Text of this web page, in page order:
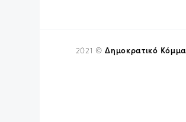
2021 ©Δημοκρατικό